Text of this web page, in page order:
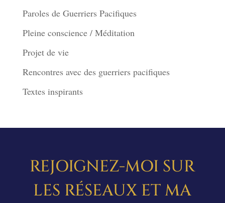
Paroles de Guerriers Pacifiques
Pleine conscience / Méditation
Projet de vie
Rencontres avec des guerriers pacifiques
Textes inspirants
REJOIGNEZ-MOI SUR
LES RÉSEAUX ET MA